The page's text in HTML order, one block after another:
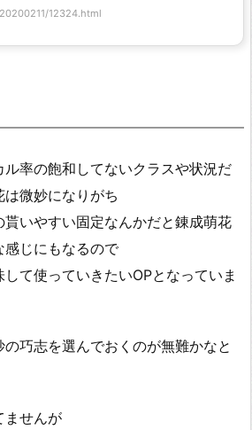
12324.html
率の飽和してないクラスや状況だ
微妙になりがち
貰いやすい固定なんかだと錬成萌花
じにもなるので
て使っていきたいOPとなっていま
巧志を選んでおくのが無難かなと
ませんが